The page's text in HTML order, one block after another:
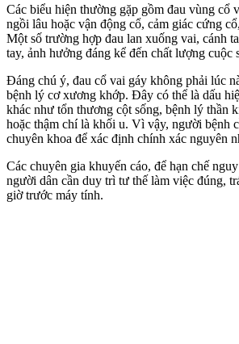
Các biểu hiện thường gặp gồm đau vùng cổ
ngồi lâu hoặc vận động cổ, cảm giác cứng
Một số trường hợp đau lan xuống vai, cánh
tay, ảnh hưởng đáng kể đến chất lượng cuộc
Đáng chú ý, đau cổ vai gáy không phải lúc
bệnh lý cơ xương khớp. Đây có thể là dấu
khác như tổn thương cột sống, bệnh lý thần
hoặc thậm chí là khối u. Vì vậy, người bệnh
chuyên khoa để xác định chính xác nguyên
Các chuyên gia khuyến cáo, để hạn chế
người dân cần duy trì tư thế làm việc đúng,
giờ trước máy tính.